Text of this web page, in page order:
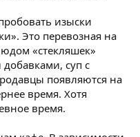
изыски
Это перевозная на
«стекляшек»
суп с
появляются на
время. Хотя
время.